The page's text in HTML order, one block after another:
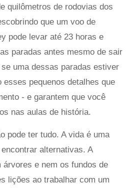
quilômetros de rodovias dos
que um voo de
pode levar até 23 horas e
paradas antes mesmo de sair
uma dessas paradas estiver
esses pequenos detalhes que
- e garantem que você
nas aulas de história.
pode ter tudo. A vida é uma
alternativas. A
árvores e nem os fundos de
lições ao trabalhar com um